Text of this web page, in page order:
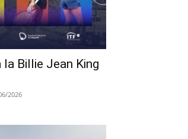
la Billie Jean King
2026